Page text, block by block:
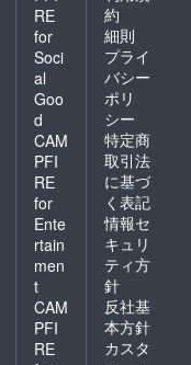
RE
for
Soci
al
Goo
d
CAM
PFI
RE
for
Ente
rtain
men
t
CAM
PFI
RE
約
細則
プライ
バシー
ポリ
シー
特定商
取引法
に基づ
く表記
情報セ
キュリ
ティ方
針
反社基
本方針
カスタ